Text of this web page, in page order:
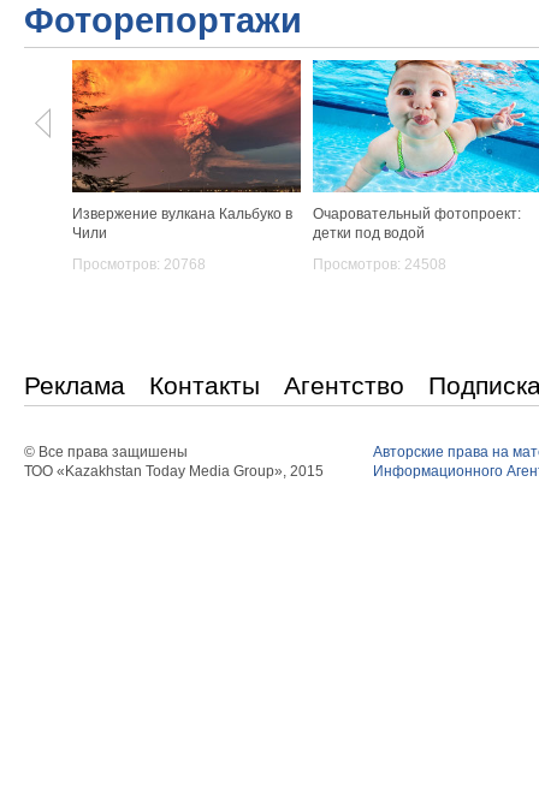
Фоторепортажи
Извержение вулкана Кальбуко в
Чили
Просмотров: 20768
Очаровательный фотопроект:
детки под водой
Просмотров: 24508
Реклама Контакты Агентство
© Все права защишены
ТОО «Kazakhstan Today Media Group», 2015
Авторские права на
Информационного